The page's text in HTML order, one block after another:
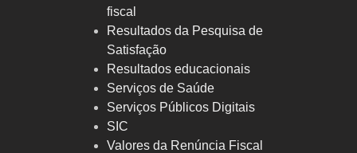
fiscal
Resultados da Pesquisa de
Satisfação
Resultados educacionais
Serviços de Saúde
Serviços Públicos Digitais
SIC
Valores da Renúncia Fiscal